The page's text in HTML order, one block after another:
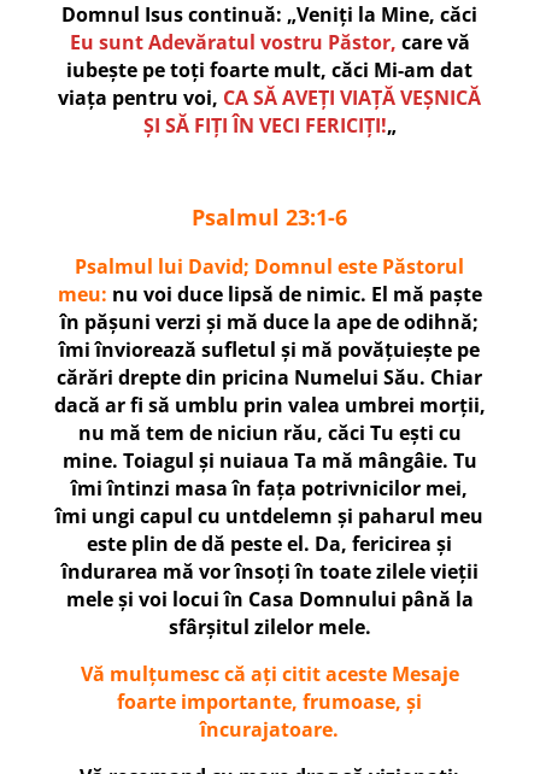
Domnul Isus continuă: „Veniți la Mine, căci
Eu sunt Adevăratul vostru Păstor, care vă
iubește pe toți foarte mult, căci Mi-am dat
viața pentru voi, CA SĂ AVEȚI VIAȚĂ VEȘNICĂ
ȘI SĂ FIȚI ÎN VECI FERICIȚI!„
Psalmul 23:1-6
Psalmul lui David; Domnul este Păstorul
meu: nu voi duce lipsă de nimic. El mă paște
în pășuni verzi și mă duce la ape de odihnă;
îmi înviorează sufletul și mă povățuiește pe
cărări drepte din pricina Numelui Său. Chiar
dacă ar fi să umblu prin valea umbrei morții,
nu mă tem de niciun rău, căci Tu ești cu
mine. Toiagul și nuiaua Ta mă mângâie. Tu
îmi întinzi masa în fața potrivnicilor mei,
îmi ungi capul cu untdelemn și paharul meu
este plin de dă peste el. Da, fericirea și
îndurarea mă vor însoți în toate zilele vieții
mele și voi locui în Casa Domnului până la
sfârșitul zilelor mele.
Vă mulțumesc că ați citit aceste Mesaje
foarte importante, frumoase, și
încurajatoare.